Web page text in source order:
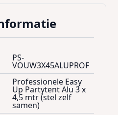
afzonderlijk te
PVC, (225g/m2) en
wieltjes kan extra
PS-
VOUW3X45ALUPROF
Professionele Easy
Up Partytent Alu 3 x
4,5 mtr (stel zelf
samen)